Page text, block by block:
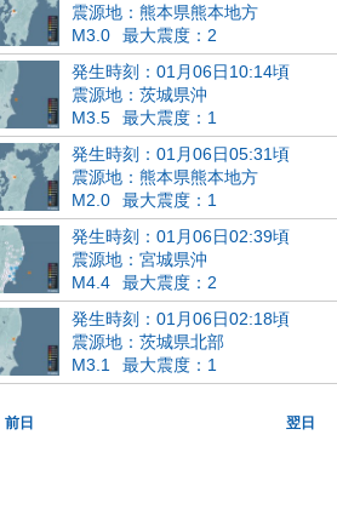
震源地：熊本県熊本地方
M3.0
最大震度：2
発生時刻：01月06日10:14頃
震源地：茨城県沖
M3.5
最大震度：1
発生時刻：01月06日05:31頃
震源地：熊本県熊本地方
M2.0
最大震度：1
発生時刻：01月06日02:39頃
震源地：宮城県沖
M4.4
最大震度：2
発生時刻：01月06日02:18頃
震源地：茨城県北部
M3.1
最大震度：1
前日 翌日